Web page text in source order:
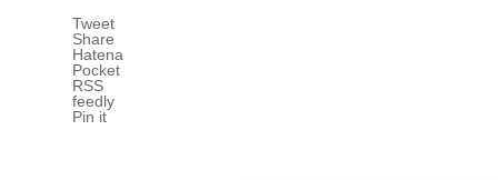
Tweet
Share
Hatena
Pocket
RSS
feedly
Pin it